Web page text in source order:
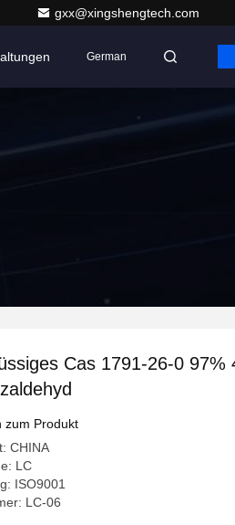
gxx@xingshengtech.com
German
Cas 1791-26-0 97%
zum Produkt
CHINA
LC
ISO9001
LC-06